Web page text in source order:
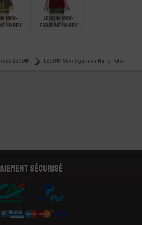
MINI-
HARRY
LEGO® MINI-
FIGURINE HARRY
LEGO®
LEGO® Mini-Figurines Harry Potter
sécurisé